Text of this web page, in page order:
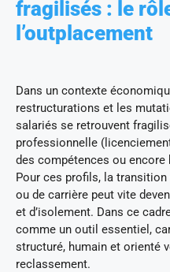
fragilisés : le
l’outplacement
Dans un contexte
restructurations et les
salariés se retrouvent
professionnelle
des compétences ou
Pour ces profils, la
ou de carrière peut vite
et d’isolement. Dans ce
comme un outil essentiel,
structuré, humain et orienté
reclassement.